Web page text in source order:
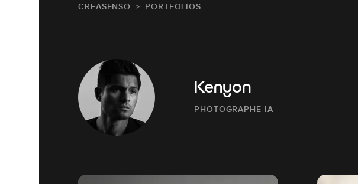
CREASENSO PORTFOLIOS
Kenyon
PHOTOGRAPHE IA